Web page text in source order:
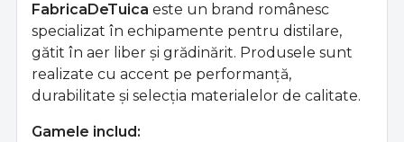
FabricaDeTuica este un brand românesc
specializat în echipamente pentru distilare,
gătit în aer liber și grădinărit. Produsele sunt
realizate cu accent pe performanță,
durabilitate și selecția materialelor de calitate.
Gamele includ: